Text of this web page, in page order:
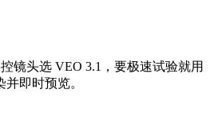
镜头选 VEO 3.1，要极速试验就用
即时预览。